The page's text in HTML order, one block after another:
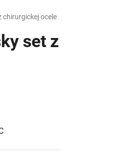
chirurgickej ocele
set z